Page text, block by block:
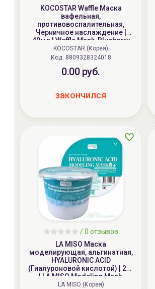
KOCOSTAR Waffle Маска
вафельная,
противовоспалительная,
Черничное наслаждение |
40мл | Waffle Mask, Blueberry
KOCOSTAR (Корея)
Код: 8809328324018
0.00 руб.
закончился
/0 отзывов
LA MISO Маска
моделирующая, альгинатная,
HYALURONIC ACID
(Гиалуроновой кислотой) | 28г
| LA MISO Modeling Mask,
HYALURONIC ACID
LA MISO (Корея)